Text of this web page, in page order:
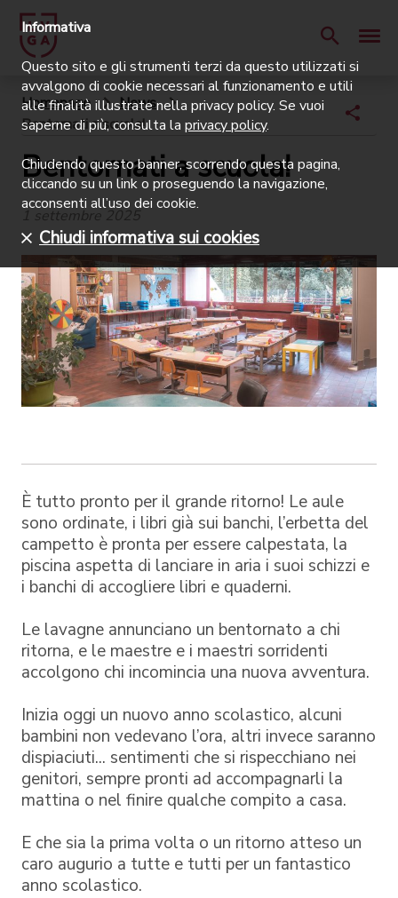
Homepage
News
Bentornati a scuola!
Bentornati a scuola!
1 settembre 2025
È tutto pronto per il grande ritorno! Le aule
sono ordinate, i libri già sui banchi, l’erbetta del
campetto è pronta per essere calpestata, la
piscina aspetta di lanciare in aria i suoi schizzi e
i banchi di accogliere libri e quaderni.
Le lavagne annunciano un bentornato a chi
ritorna, e le maestre e i maestri sorridenti
accolgono chi incomincia una nuova avventura.
Inizia oggi un nuovo anno scolastico, alcuni
bambini non vedevano l’ora, altri invece saranno
dispiaciuti... sentimenti che si rispecchiano nei
genitori, sempre pronti ad accompagnarli la
mattina o nel finire qualche compito a casa.
E che sia la prima volta o un ritorno atteso un
caro augurio a tutte e tutti per un fantastico
anno scolastico.
Informativa
Questo sito e gli strumenti terzi da questo utilizzati si
avvalgono di cookie necessari al funzionamento e utili
alle finalità illustrate nella privacy policy. Se vuoi
saperne di più, consulta la privacy policy.
Chiudendo questo banner, scorrendo questa pagina,
cliccando su un link o proseguendo la navigazione,
acconsenti all’uso dei cookie.
Chiudi informativa sui cookies